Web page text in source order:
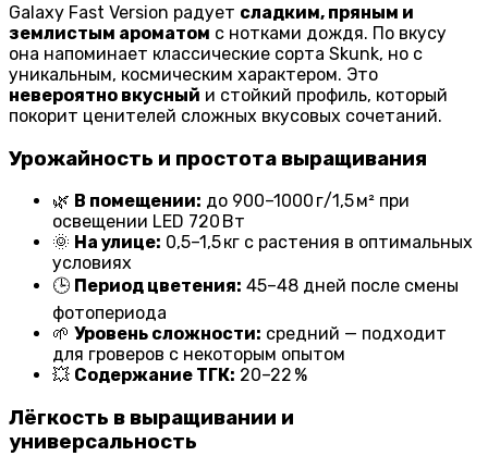
Galaxy Fast Version радует сладким, пряным и
землистым ароматом с нотками дождя. По вкусу
она напоминает классические сорта Skunk, но с
уникальным, космическим характером. Это
невероятно вкусный и стойкий профиль, который
покорит ценителей сложных вкусовых сочетаний.
Урожайность и простота выращивания
🌿 В помещении: до 900–1000 г/1,5 м² при
освещении LED 720 Вт
🌞 На улице: 0,5–1,5 кг с растения в оптимальных
условиях
🕒 Период цветения: 45–48 дней после смены
фотопериода
🌱 Уровень сложности: средний — подходит
для гроверов с некоторым опытом
💥 Содержание ТГК: 20–22 %
Лёгкость в выращивании и
универсальность